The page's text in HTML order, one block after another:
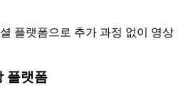
플랫폼으로 추가 과정 없이 영상
플랫폼